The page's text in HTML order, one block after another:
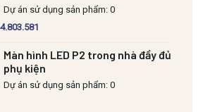
Dự án sử dụng sản phẩm: 0
Màn hình LED P2 trong nhà đầy đủ
phụ kiện
Dự án sử dụng sản phẩm: 0